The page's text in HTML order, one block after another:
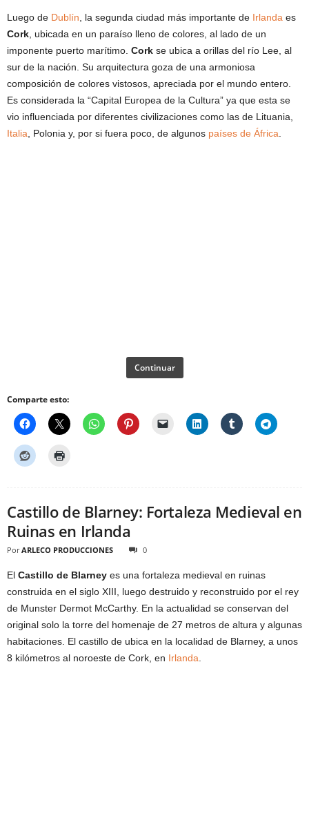
Luego de Dublín , la segunda ciudad más importante de Irlanda es
Cork , ubicada en un paraíso lleno de colores, al lado de un
imponente puerto marítimo. Cork se ubica a orillas del río Lee, al
sur de la nación. Su arquitectura goza de una armoniosa
composición de colores vistosos, apreciada por el mundo entero.
Es considerada la “Capital Europea de la Cultura” ya que esta se
vio influenciada por diferentes civilizaciones como las de Lituania,
Italia , Polonia y, por si fuera poco, de algunos países de África
Continuar
Comparte esto:
Castillo de Blarney: Fortaleza Medieval en
Ruinas en Irlanda
Por ARLECO PRODUCCIONES 0
El Castillo de Blarney es una fortaleza medieval en ruinas
construida en el siglo XIII, luego destruido y reconstruido por el rey
de Munster Dermot McCarthy. En la actualidad se conservan del
original solo la torre del homenaje de 27 metros de altura y algunas
habitaciones. El castillo de ubica en la localidad de Blarney, a unos
8 kilómetros al noroeste de Cork, en Irlanda